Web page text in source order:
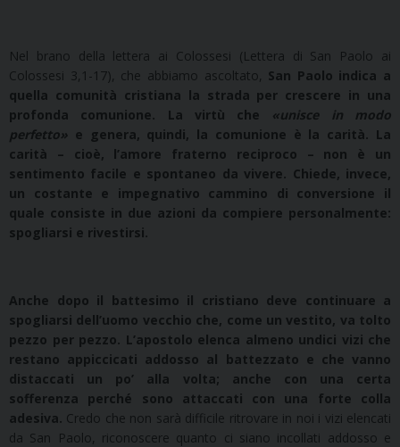
Nel brano della lettera ai Colossesi (Lettera di San Paolo ai
Colossesi 3,1-17), che abbiamo ascoltato, San Paolo indica a
quella comunità cristiana la strada per crescere in una
profonda comunione. La virtù che «unisce in modo
perfetto» e genera, quindi, la comunione è la carità. La
carità – cioè, l’amore fraterno reciproco – non è un
sentimento facile e spontaneo da vivere. Chiede, invece,
un costante e impegnativo cammino di conversione il
quale consiste in due azioni da compiere personalmente:
spogliarsi e rivestirsi.
Anche dopo il battesimo il cristiano deve continuare a
spogliarsi dell’uomo vecchio che, come un vestito, va tolto
pezzo per pezzo. L’apostolo elenca almeno undici vizi che
restano appiccicati addosso al battezzato e che vanno
distaccati un po’ alla volta; anche con una certa
sofferenza perché sono attaccati con una forte colla
adesiva. Credo che non sarà difficile ritrovare in noi i vizi elencati
da San Paolo, riconoscere quanto ci siano incollati addosso e